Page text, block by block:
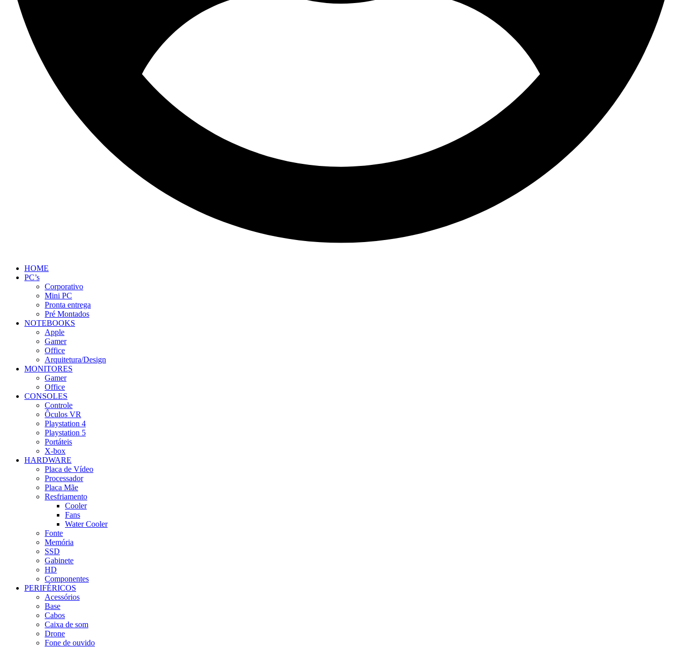
HOME
PC’s
Corporativo
Mini PC
Pronta entrega
Pré Montados
NOTEBOOKS
Apple
Gamer
Office
Arquitetura/Design
MONITORES
Gamer
Office
CONSOLES
Controle
Ôculos VR
Playstation 4
Playstation 5
Portáteis
X-box
HARDWARE
Placa de Vídeo
Processador
Placa Mãe
Resfriamento
Cooler
Fans
Water Cooler
Fonte
Memória
SSD
Gabinete
HD
Componentes
PERIFÉRICOS
Acessórios
Base
Cabos
Caixa de som
Drone
Fone de ouvido